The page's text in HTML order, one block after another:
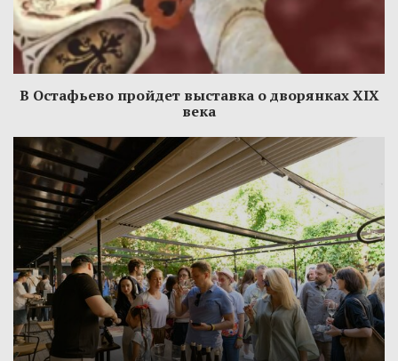
В Остафьево пройдет выставка о дворянках XIX
века